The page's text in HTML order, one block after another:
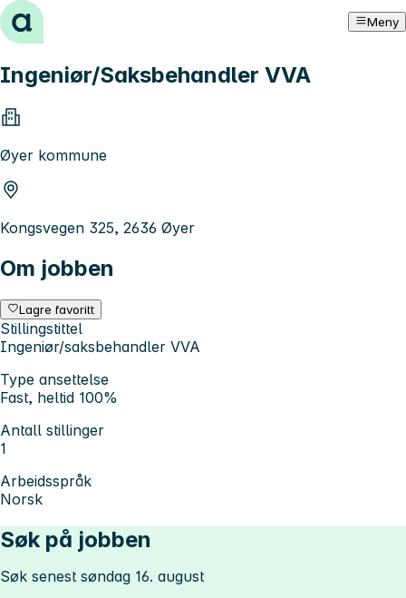
Hopp til innhold Meny
Ingeniør/Saksbehandler VVA
Øyer kommune
Kongsvegen 325, 2636 Øyer
Om jobben
Lagre favoritt
Stillingstittel
Ingeniør/saksbehandler VVA
Type ansettelse
Fast, heltid 100%
Antall stillinger
1
Arbeidsspråk
Norsk
Søk på jobben
Søk senest søndag 16. august